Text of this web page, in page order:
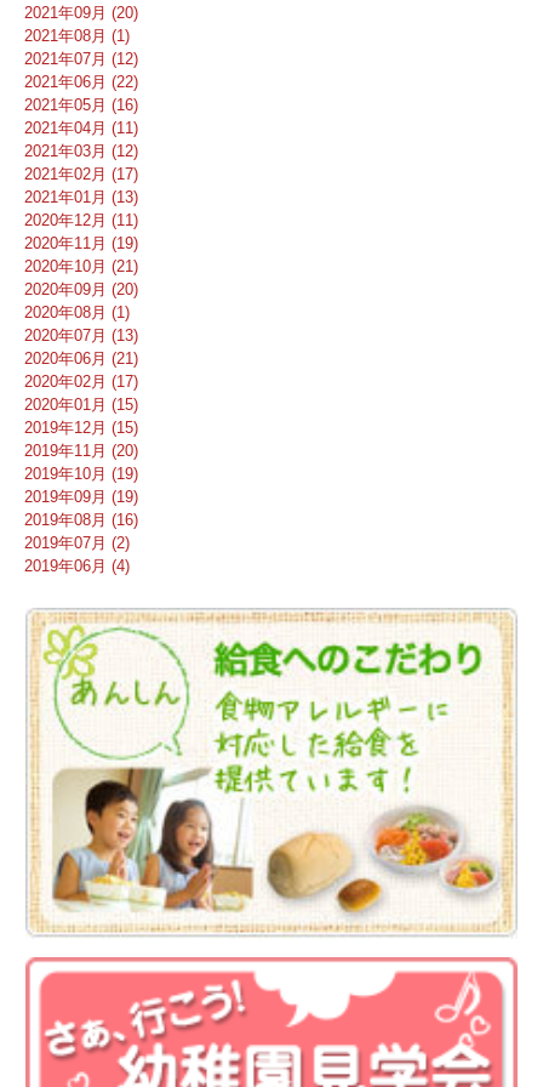
2021年09月 (20)
2021年08月 (1)
2021年07月 (12)
2021年06月 (22)
2021年05月 (16)
2021年04月 (11)
2021年03月 (12)
2021年02月 (17)
2021年01月 (13)
2020年12月 (11)
2020年11月 (19)
2020年10月 (21)
2020年09月 (20)
2020年08月 (1)
2020年07月 (13)
2020年06月 (21)
2020年02月 (17)
2020年01月 (15)
2019年12月 (15)
2019年11月 (20)
2019年10月 (19)
2019年09月 (19)
2019年08月 (16)
2019年07月 (2)
2019年06月 (4)